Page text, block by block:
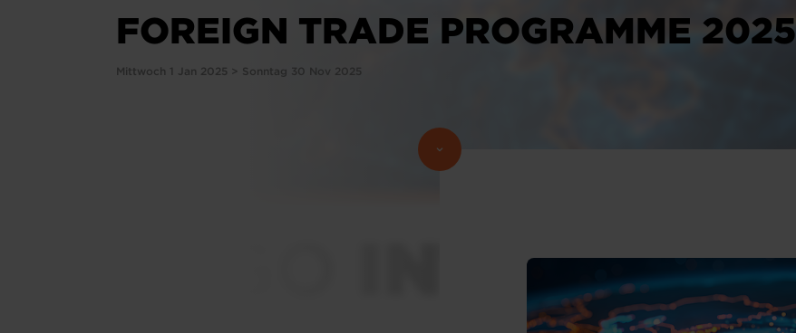
FOREIGN TRADE PROGRAMME 2025
Mittwoch 1 Jan 2025 > Sonntag 30 Nov 2025